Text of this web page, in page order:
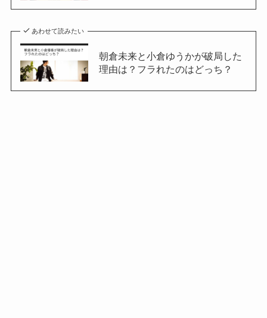
あわせて読みたい
朝倉未来と小倉ゆうかが破局した
理由は？フラれたのはどっち？